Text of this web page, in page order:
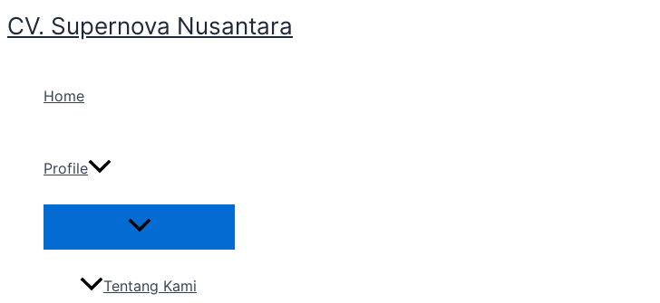
ke
CV. Supernova Nusantara
Home
Profile
Toggle
Tentang Kami
Toggle